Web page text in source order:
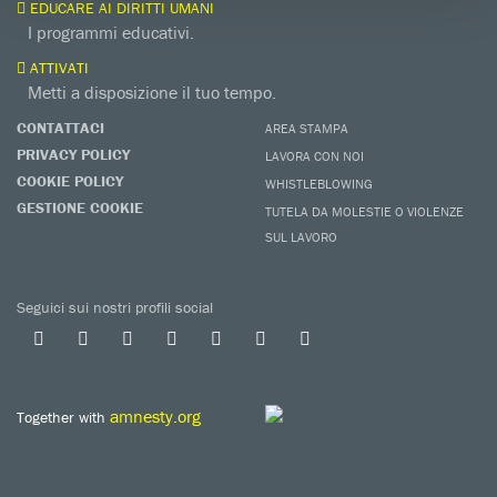
EDUCARE AI DIRITTI UMANI
I programmi educativi.
ATTIVATI
Metti a disposizione il tuo tempo.
CONTATTACI
PRIVACY POLICY
COOKIE POLICY
GESTIONE COOKIE
AREA STAMPA
LAVORA CON NOI
WHISTLEBLOWING
TUTELA DA MOLESTIE O VIOLENZE
SUL LAVORO
Seguici sui nostri profili social
Together with amnesty.org